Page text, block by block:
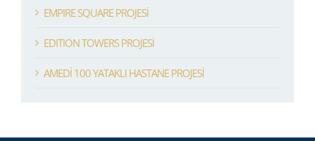
EMPIRE SQUARE PROJESİ
EDITION TOWERS PROJESİ
AMEDİ 100 YATAKLI HASTANE PROJESİ